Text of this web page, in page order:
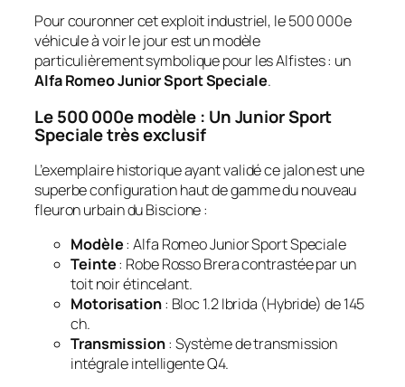
Pour couronner cet exploit industriel, le 500 000e
véhicule à voir le jour est un modèle
particulièrement symbolique pour les Alfistes : un
Alfa Romeo Junior Sport Speciale.
Le 500 000e modèle : Un Junior Sport
Speciale très exclusif
L’exemplaire historique ayant validé ce jalon est une
superbe configuration haut de gamme du nouveau
fleuron urbain du Biscione :
Modèle: Alfa Romeo Junior Sport Speciale
Teinte: RobeRosso Breracontrastée par un
toit noir étincelant.
Motorisation: Bloc 1.2 Ibrida (Hybride) de 145
ch.
Transmission: Système de transmission
intégrale intelligente Q4.